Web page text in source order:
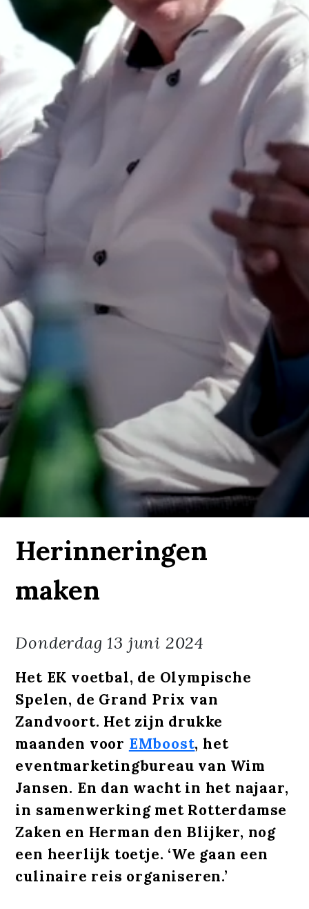
Herinneringen
maken
Donderdag 13 juni 2024
Het EK voetbal, de Olympische
Spelen, de Grand Prix van
Zandvoort. Het zijn drukke
maanden voor EMboost, het
eventmarketingbureau van Wim
Jansen. En dan wacht in het najaar,
in samenwerking met Rotterdamse
Zaken en Herman den Blijker, nog
een heerlijk toetje. ‘We gaan een
culinaire reis organiseren.’